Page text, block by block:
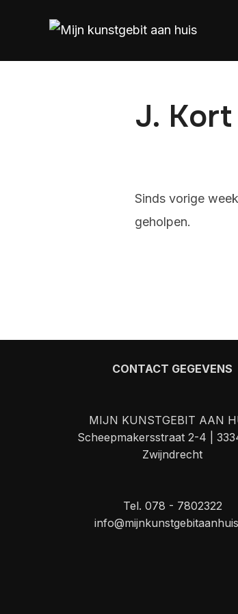
J. Kort
Sinds vorige
geholpen.
CONTACT GEGEVENS
MIJN KUNSTGEBIT AAN
Scheepmakersstraat 2-4 |
Zwijndrecht
Tel. 078 - 7802322